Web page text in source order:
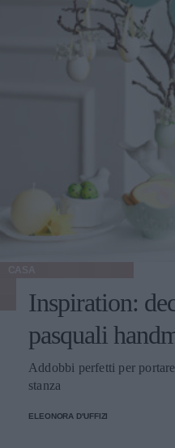
Inspiration:
pasquali
Addobbi perfetti per
stanza
ELEONORA D'UFFIZI